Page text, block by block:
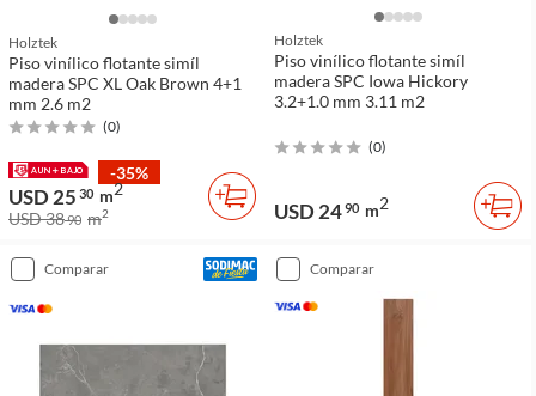
Holztek
Piso vinílico flotante simíl
madera SPC XL Oak Brown 4+1
mm 2.6 m2
(0)
-35%
USD 25 30 m2
USD 3890 m2
Holztek
Piso vinílico flotante simíl
madera SPC Iowa Hickory
3.2+1.0 mm 3.11 m2
(0)
USD 2490 m2
comparar comparar